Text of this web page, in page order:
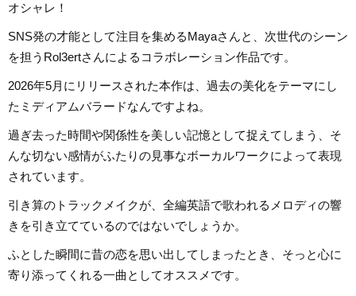
オシャレ！
SNS発の才能として注目を集めるMayaさんと、次世代のシーン
を担うRol3ertさんによるコラボレーション作品です。
2026年5月にリリースされた本作は、過去の美化をテーマにし
たミディアムバラードなんですよね。
過ぎ去った時間や関係性を美しい記憶として捉えてしまう、そ
んな切ない感情がふたりの見事なボーカルワークによって表現
されています。
引き算のトラックメイクが、全編英語で歌われるメロディの響
きを引き立てているのではないでしょうか。
ふとした瞬間に昔の恋を思い出してしまったとき、そっと心に
寄り添ってくれる一曲としてオススメです。